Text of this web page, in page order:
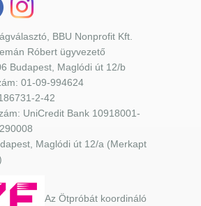
BBU Nonprofit Kft.
Róbert ügyvezető
Budapest, Maglódi út 12/b
01-09-994624
2-42
UniCredit Bank 10918001-
Maglódi út 12/a (Merkapt
Az Ötpróbát koordináló